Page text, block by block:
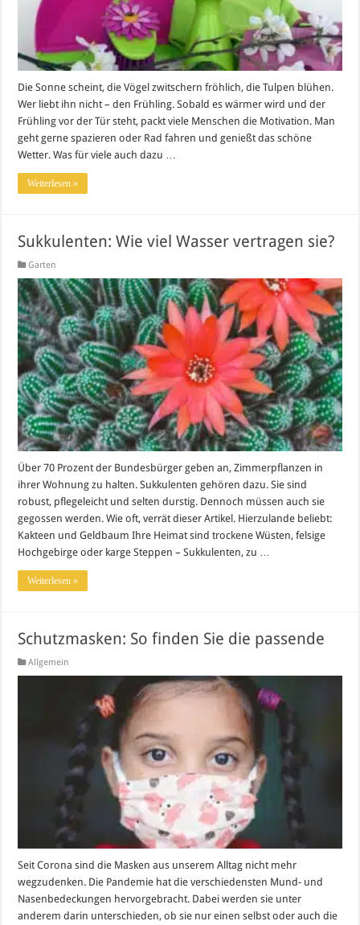
Die Sonne scheint, die Vögel zwitschern fröhlich, die Tulpen blühen.
Wer liebt ihn nicht – den Frühling. Sobald es wärmer wird und der
Frühling vor der Tür steht, packt viele Menschen die Motivation. Man
geht gerne spazieren oder Rad fahren und genießt das schöne
Wetter. Was für viele auch dazu …
Weiterlesen »
Sukkulenten: Wie viel Wasser vertragen sie?
Garten
Über 70 Prozent der Bundesbürger geben an, Zimmerpflanzen in
ihrer Wohnung zu halten. Sukkulenten gehören dazu. Sie sind
robust, pflegeleicht und selten durstig. Dennoch müssen auch sie
gegossen werden. Wie oft, verrät dieser Artikel. Hierzulande beliebt:
Kakteen und Geldbaum Ihre Heimat sind trockene Wüsten, felsige
Hochgebirge oder karge Steppen – Sukkulenten, zu …
Weiterlesen »
Schutzmasken: So finden Sie die passende
Allgemein
Seit Corona sind die Masken aus unserem Alltag nicht mehr
wegzudenken. Die Pandemie hat die verschiedensten Mund- und
Nasenbedeckungen hervorgebracht. Dabei werden sie unter
anderem darin unterschieden, ob sie nur einen selbst oder auch die